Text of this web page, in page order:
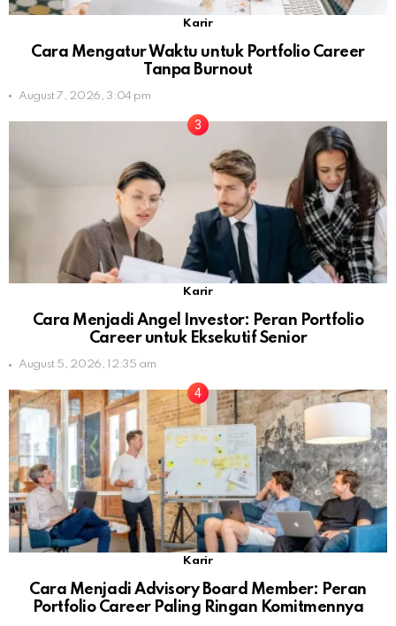
Karir
Cara Mengatur Waktu untuk Portfolio Career
Tanpa Burnout
August 7, 2026, 3:04 pm
Karir
Cara Menjadi Angel Investor: Peran Portfolio
Career untuk Eksekutif Senior
August 5, 2026, 12:35 am
Karir
Cara Menjadi Advisory Board Member: Peran
Portfolio Career Paling Ringan Komitmennya